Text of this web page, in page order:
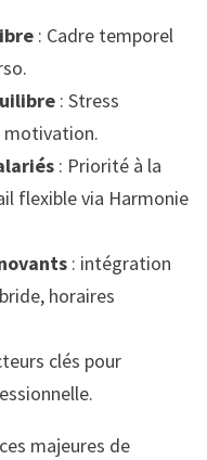
: Cadre temporel
: Stress
motivation.
: Priorité à la
flexible via Harmonie
: intégration
horaires
clés pour
majeures de